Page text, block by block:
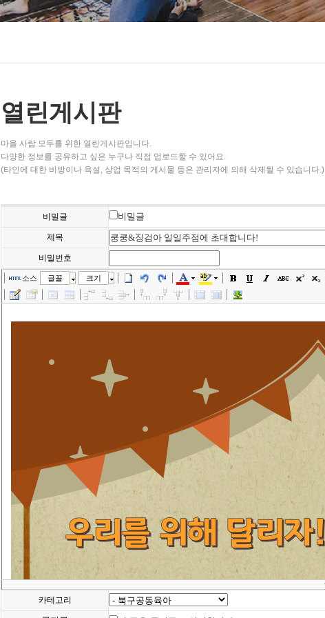
열린게시판
마을 사람 모두를 위한 열린게시판입니다.
다양한 정보를 공유하고 싶은 누구나 직접 업로드할 수 있어요.
(타인에 대한 비방이나 욕설, 상업 목적의 게시물 등은 관리자에 의해 삭제될 수 있습니다.)
비밀글 비밀글
제목
비밀번호
소스 글꼴 크기
카테고리